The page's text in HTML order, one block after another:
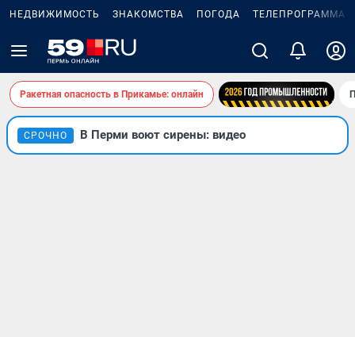
НЕДВИЖИМОСТЬ ЗНАКОМСТВА ПОГОДА ТЕЛЕПРОГРАММА
Ракетная опасность в Прикамье: онлайн
СРОЧНО В Перми воют сирены: видео